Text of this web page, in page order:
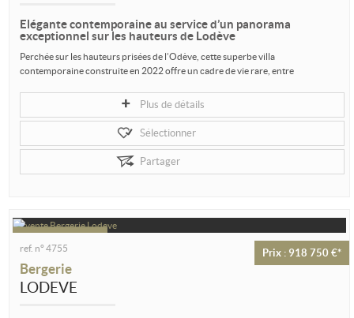
Elégante contemporaine au service d’un panorama
exceptionnel sur les hauteurs de Lodève
Perchée sur les hauteurs prisées de l’Odève, cette superbe villa
contemporaine construite en 2022 offre un cadre de vie rare, entre
Plus de détails
Sélectionner
Partager
Prix : 918 750 €*
ref. n° 4755
Bergerie
LODEVE